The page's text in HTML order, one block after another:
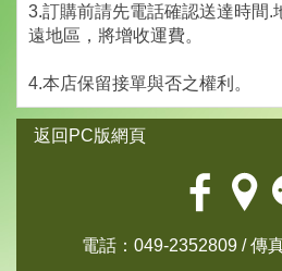
3.訂購前請先電話確認送達時間.
遠地區，將增收運費。
4.本店保留接單與否之權利。
返回PC版網頁
電話：049-2352809 / 傳